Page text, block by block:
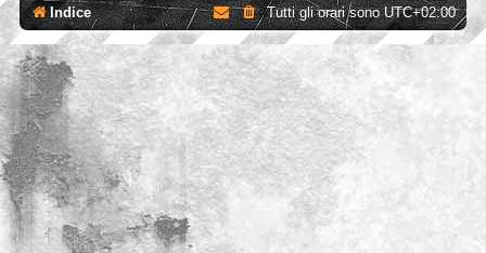
Indice Tutti gli orari sonoUTC+02:00